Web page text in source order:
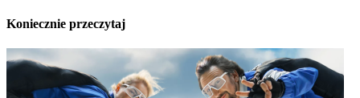
Koniecznie przeczytaj